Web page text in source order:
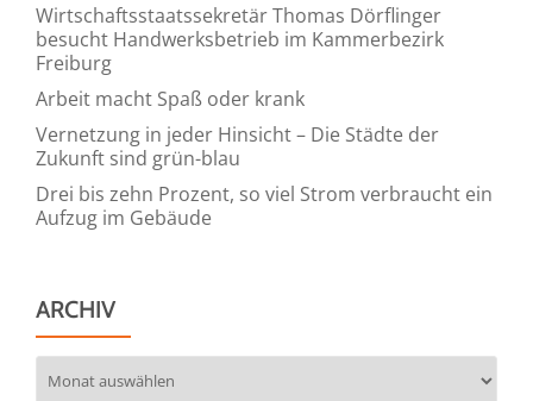
Wirtschaftsstaatssekretär Thomas Dörflinger
besucht Handwerksbetrieb im Kammerbezirk
Freiburg
Arbeit macht Spaß oder krank
Vernetzung in jeder Hinsicht – Die Städte der
Zukunft sind grün-blau
Drei bis zehn Prozent, so viel Strom verbraucht ein
Aufzug im Gebäude
ARCHIV